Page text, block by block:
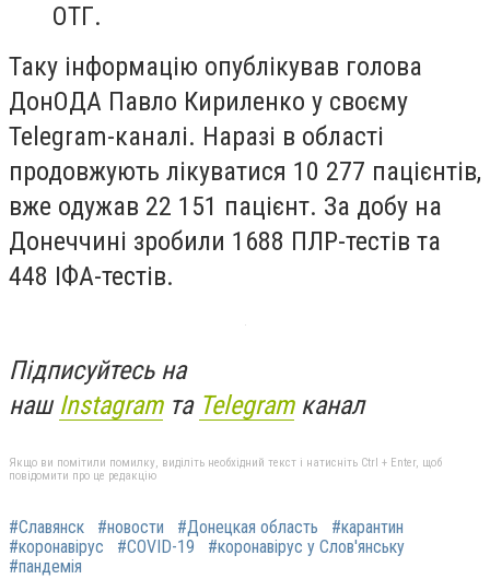
ОТГ.
Таку інформацію опублікував голова
ДонОДА Павло Кириленко у своєму
Telegram-каналі. Наразі в області
продовжують лікуватися 10 277 пацієнтів,
вже одужав 22 151 пацієнт. За добу на
Донеччині зробили 1688 ПЛР-тестів та
448 ІФА-тестів.
Підписуйтесь на
наш Instagramта Telegramканал
Якщо ви помітили помилку, виділіть необхідний текст і натисніть Ctrl + Enter, щоб
повідомити про це редакцію
#Славянск #новости #Донецкая область
#карантин
#коронавірус
#COVID-19
#коронавірус у Слов'янську
#пандемія